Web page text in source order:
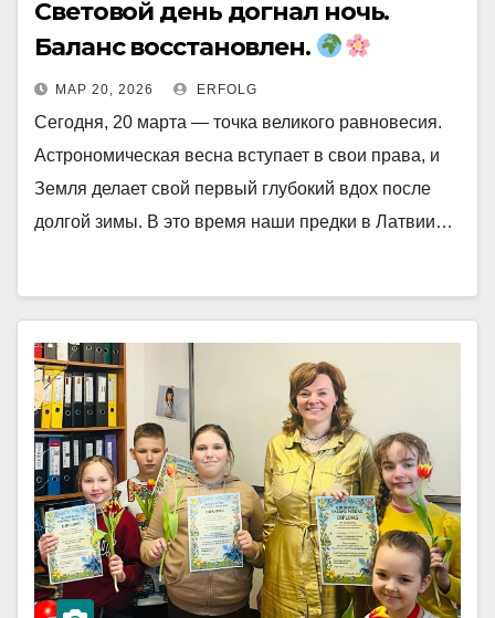
Световой день догнал ночь.
Баланс восстановлен.
МАР 20, 2026 ERFOLG
Сегодня, 20 марта — точка великого равновесия.
Астрономическая весна вступает в свои права, и
Земля делает свой первый глубокий вдох после
долгой зимы. В это время наши предки в Латвии…